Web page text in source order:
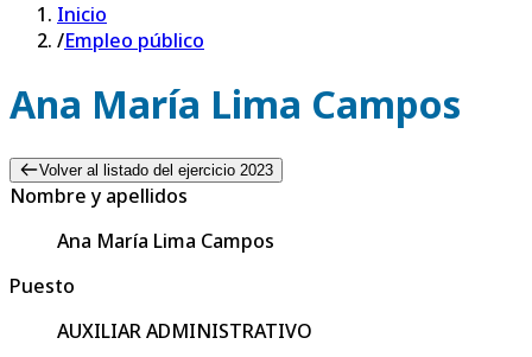
Inicio
/Empleo público
Ana María Lima Campos
Volver al listado del ejercicio 2023
Nombre y apellidos
Ana María Lima Campos
Puesto
AUXILIAR ADMINISTRATIVO